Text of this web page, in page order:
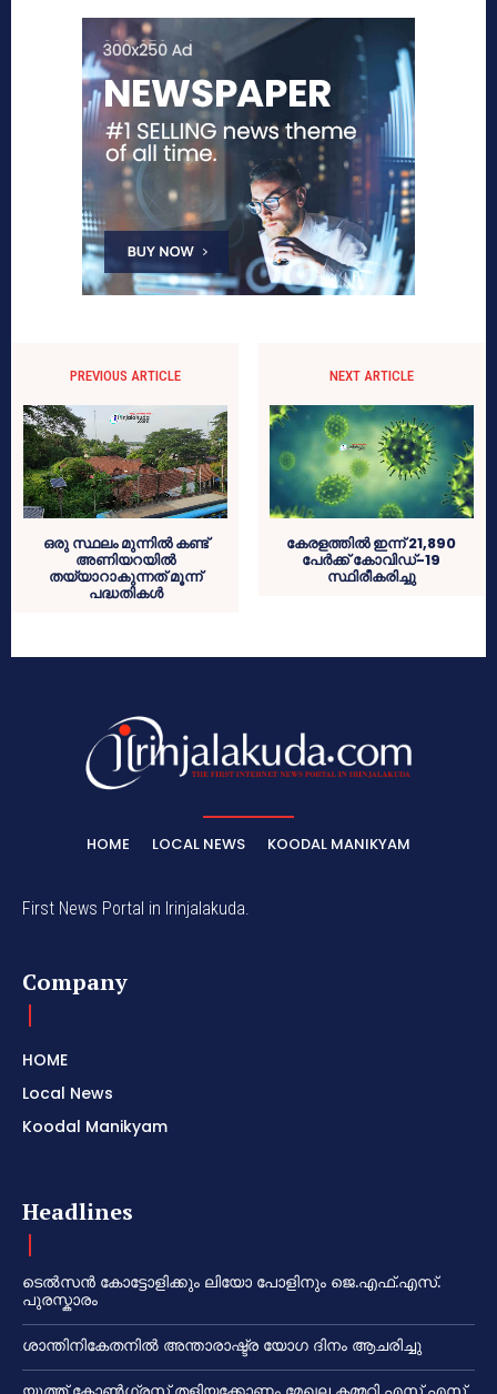
PREVIOUS ARTICLE
ഒരു സ്ഥലം മുന്നില്‍ കണ്ട്
അണിയറയില്‍
തയ്യാറാകുന്നത് മൂന്ന്
പദ്ധതികള്‍
NEXT ARTICLE
കേരളത്തില്‍ ഇന്ന് 21,890
പേര്‍ക്ക് കോവിഡ്-19
സ്ഥിരീകരിച്ചു
HOME LOCAL NEWS KOODAL MANIKYAM
First News Portal in Irinjalakuda.
Company
HOME
Local News
Koodal Manikyam
Headlines
ടെൽസൻ കോട്ടോളിക്കും ലിയോ പോളിനും ജെ.എഫ്.എസ്.
പുരസ്കാരം
ശാന്തിനികേതനിൽ അന്താരാഷ്ട്ര യോഗ ദിനം ആചരിച്ചു